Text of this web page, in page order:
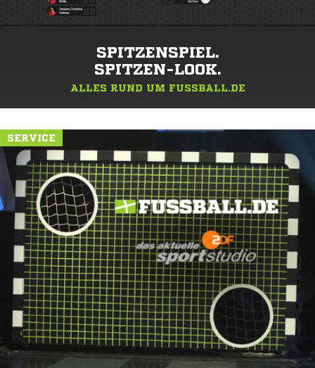
SPITZENSPIEL.
SPITZEN-LOOK.
ALLES RUND UM FUSSBALL.DE
SERVICE